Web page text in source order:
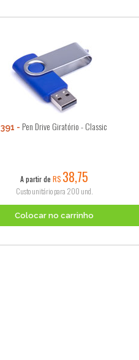
391 Pen Drive Giratório - Classic
A partir de R$ 38,75
Custo unitário para 200 und.
Colocar no carrinho